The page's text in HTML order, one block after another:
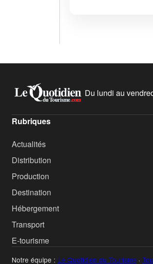
Du lundi au
Rubriques
Actualités
Distribution
Production
Destination
Hébergement
Transport
E-tourisme
Notre équipe : Le Quotidien du Tourisme ·